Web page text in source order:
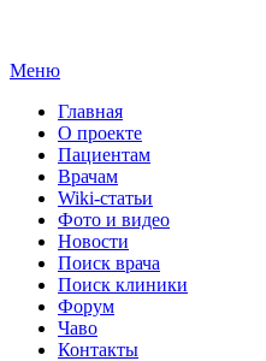
Меню
Главная
О проекте
Пациентам
Врачам
Wiki-статьи
Фото и видео
Новости
Поиск врача
Поиск клиники
Форум
Чаво
Контакты